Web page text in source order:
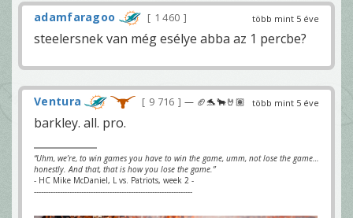
több mint 5 éve
adamfaragoo 1 460
steelersnek van még esélye abba az 1 percbe?
több mint 5 éve
Ventura 9 716 — 🏈🐬🐂🤘🏽
barkley. all. pro.
“Uhm, we’re, to win games you have to win the game, umm, not lose the game…
honestly. And that, that is how you lose the game.”
- HC Mike McDaniel, L vs. Patriots, week 2 -
-------------------------------------------------------------------